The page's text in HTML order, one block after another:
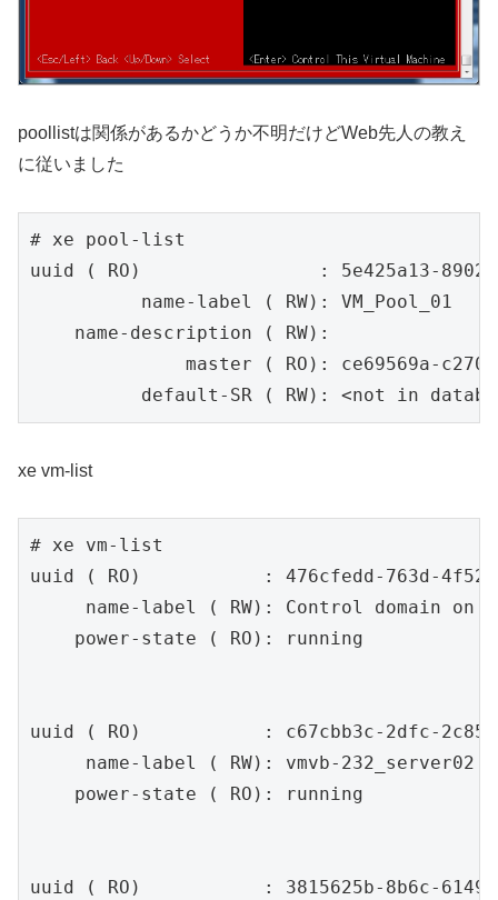
poollistは関係があるかどうか不明だけどWeb先人の教え
に従いました
# xe pool-list
uuid ( RO)                : 5e425a13-8902-
          name-label ( RW): VM_Pool_01
    name-description ( RW):
master ( RO): ce69569a-
xe vm-list
# xe vm-list
uuid ( RO)           : 476cfedd-763d-4f52-
name-label ( RW): Control domain on
    power-state ( RO): running
uuid ( RO)           : c67cbb3c-2dfc-2c85-
     name-label ( RW): vmvb-232_server02
    power-state ( RO): running
uuid ( RO)           : 3815625b-8b6c-6149-